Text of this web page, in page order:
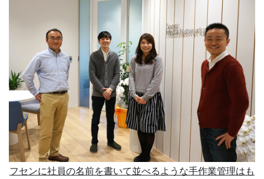
フセンに社員の名前を書いて並べるような手作業管理はも